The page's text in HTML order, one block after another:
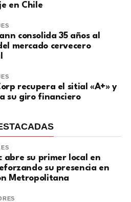
en Chile
consolida 35 años al
mercado cervecero
recupera el sitial «A+» y
su giro financiero
abre su primer local en
su presencia en
Metropolitana